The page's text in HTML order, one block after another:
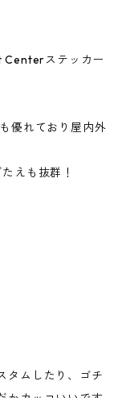
ステッカー
優れており屋内外
えも抜群！
タムしたり、ゴチ